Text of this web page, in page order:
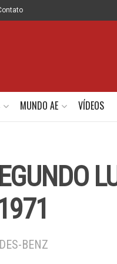
MUNDO AE VÍDEOS
BENZ